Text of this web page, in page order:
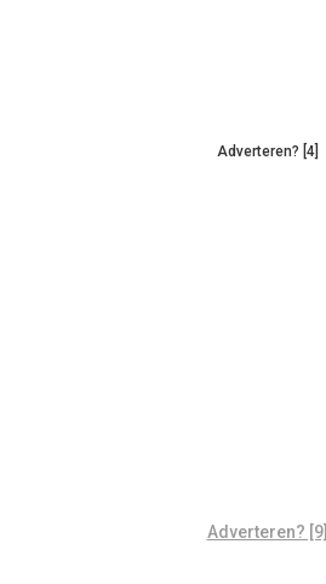
Adverteren? [4]
Adverteren? [9]